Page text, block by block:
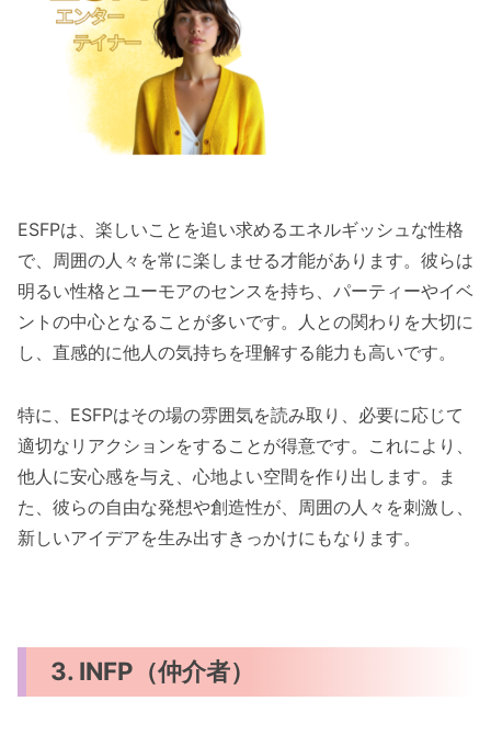
ESFPは、楽しいことを追い求めるエネルギッシュな性格
で、周囲の人々を常に楽しませる才能があります。彼らは
明るい性格とユーモアのセンスを持ち、パーティーやイベ
ントの中心となることが多いです。人との関わりを大切に
し、直感的に他人の気持ちを理解する能力も高いです。
特に、ESFPはその場の雰囲気を読み取り、必要に応じて
適切なリアクションをすることが得意です。これにより、
他人に安心感を与え、心地よい空間を作り出します。ま
た、彼らの自由な発想や創造性が、周囲の人々を刺激し、
新しいアイデアを生み出すきっかけにもなります。
3. INFP（仲介者）